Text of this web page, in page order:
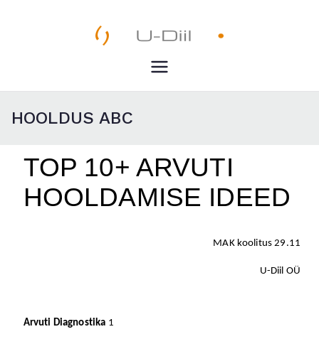
Pealeht
HOOLDUS ABC
TOP 10+ ARVUTI
HOOLDAMISE IDEED
MAK koolitus 29.11
U-Diil OÜ
Arvuti Diagnostika 1